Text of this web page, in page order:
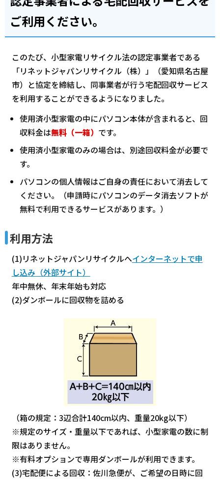
ご利用ください。
このたび、小型家電リサイクル法の認定事業者である
「リネットジャパンリサイクル（株）」（愛知県名古屋
市）と協定を締結し、同事業者が行う宅配回収サービス
を利用することができるようになりました。
使用済小型家電の中にパソコン本体が含まれると、回
収料金は無料（一箱） です。
使用済小型家電のみの場合は、別途回収料金が必要で
す。
パソコンの個人情報はご自身の責任において消去して
ください。（申請時にパソコンのデータ消去ソフトが
無料で利用できるサービスがあります。）
利用方法
(1)リネットジャパンリサイクルへインターネットで申
し込み（外部サイト）
年中無休、年末年始も対応
(2)ダンボールに回収物を詰める
（箱の規定：3辺合計140cm以内、重量20kg以下）
※規定のサイズ・重量以下であれば、小型家電の数に制
限はありません。
※有料オプションで専用ダンボールが利用できます。
(3)宅配便による回収：佐川急便が、ご希望の日時に回